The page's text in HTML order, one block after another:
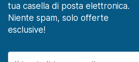
tua casella di posta elettronica.
Niente spam, solo offerte
esclusive!